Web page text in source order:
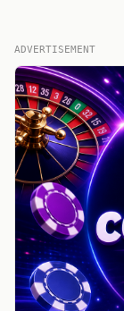
ADVERTISEMENT